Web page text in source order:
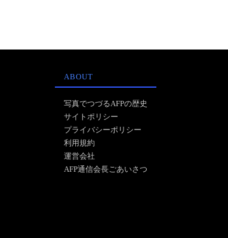
ABOUT
写真でつづるAFPの歴史
サイトポリシー
プライバシーポリシー
利用規約
運営会社
AFP通信会長ごあいさつ